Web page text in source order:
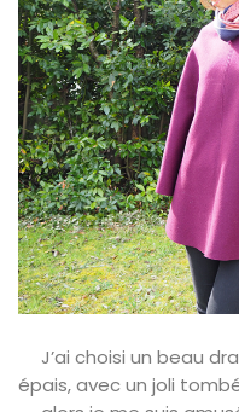
J’ai choisi un beau
épais, avec un joli